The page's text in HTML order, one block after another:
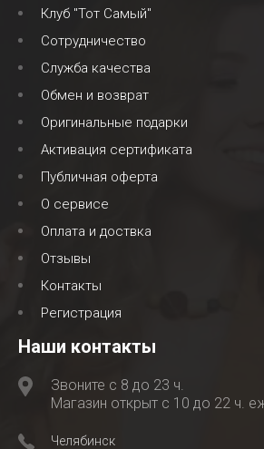
Клуб "Тот Самый"
Сотрудничество
Служба качества
Обмен и возврат
Оригинальные подарки
Активация сертификата
Публичная оферта
О сервисе
Оплата и доствка
Отзывы
Контакты
Регистрация
Наши контакты
Звоните с 8 до 23 ч.
Магазин открыт с 10 до 22 ч.
Челябинск